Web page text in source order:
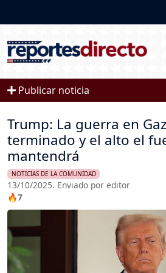
Publicar noticia
Trump: La guerra en
terminado y el alto el
mantendrá
NOTICIAS DE LA COMUNIDAD
13/10/2025. Enviado por editor
🔥7
Imagen